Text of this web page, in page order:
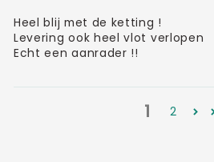
Heel blij met de ketting !
Levering ook heel vlot verlopen
Echt een aanrader !!
1 2